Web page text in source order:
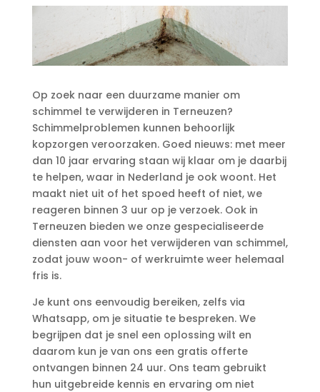
Op zoek naar een duurzame manier om
schimmel te verwijderen in Terneuzen?
Schimmelproblemen kunnen behoorlijk
kopzorgen veroorzaken.​ Goed nieuws: met meer
dan 10 jaar ervaring staan wij klaar om je daarbij
te helpen, waar in Nederland je ook woont.​ Het
maakt niet uit of het spoed heeft of niet, we
reageren binnen 3 uur op je verzoek.​ Ook in
Terneuzen bieden we onze gespecialiseerde
diensten aan voor het verwijderen van schimmel,
zodat jouw woon- of werkruimte weer helemaal
fris is.​
Je kunt ons eenvoudig bereiken, zelfs via
Whatsapp, om je situatie te bespreken.​ We
begrijpen dat je snel een oplossing wilt en
daarom kun je van ons een gratis offerte
ontvangen binnen 24 uur.​ Ons team gebruikt
hun uitgebreide kennis en ervaring om niet